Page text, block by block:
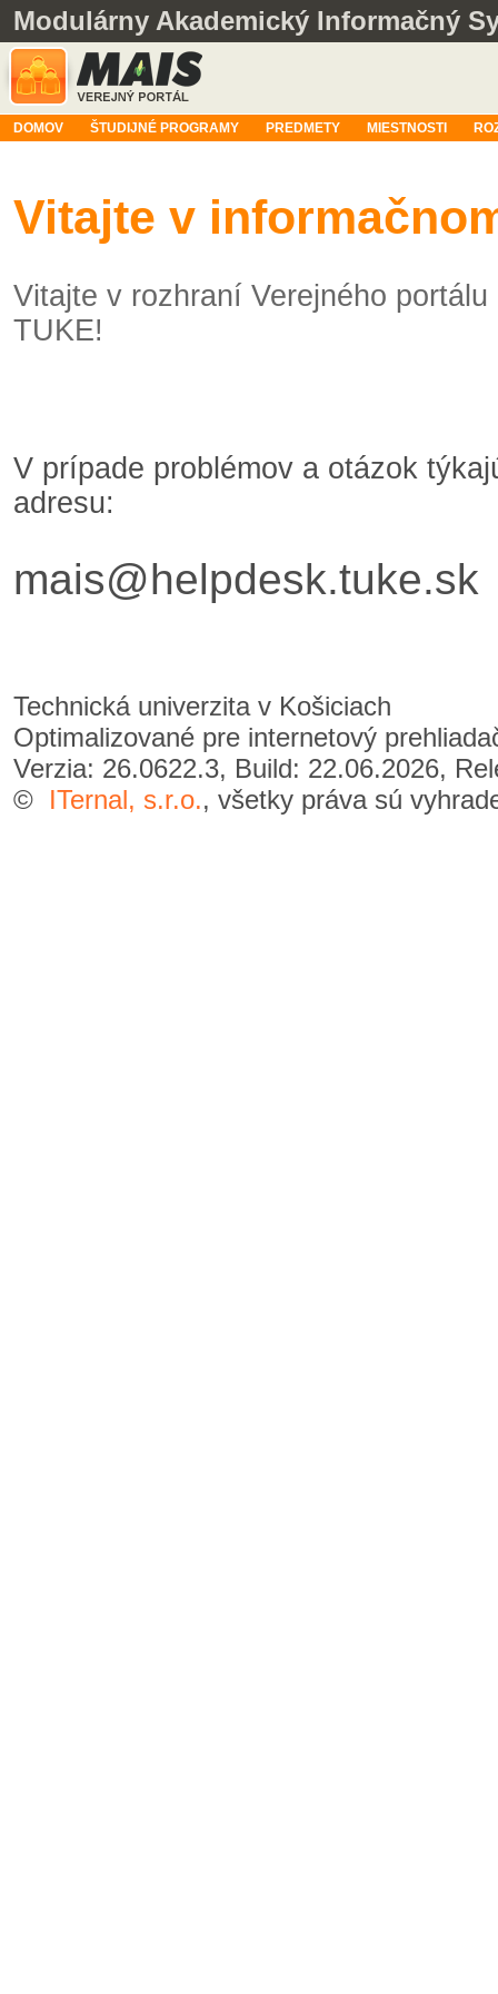
Modulárny Akademický Informačný
DOMOV ŠTUDIJNÉ PROGRAMY PREDMETY MIESTNOSTI
Vitajte v
Vitajte v rozhraní Verejného
TUKE!
V prípade problémov a otázok
adresu:
mais@helpdesk.tuke.sk
Technická univerzita v Košiciach
Optimalizované pre internetový
Verzia: 26.0622.3, Build: 22.06.2026,
© ITernal, s.r.o., všetky práva sú